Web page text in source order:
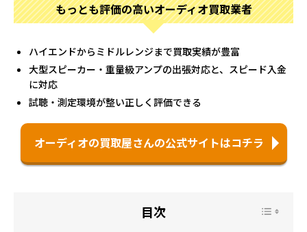
もっとも評価の高いオーディオ買取業者
ハイエンドからミドルレンジまで買取実績が豊富
大型スピーカー・重量級アンプの出張対応と、スピード入金
に対応
試聴・測定環境が整い正しく評価できる
オーディオの買取屋さんの公式サイトはコチラ